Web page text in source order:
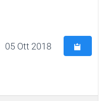
05 Ott 2018